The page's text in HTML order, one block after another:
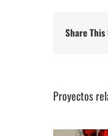
Share
Proyectos